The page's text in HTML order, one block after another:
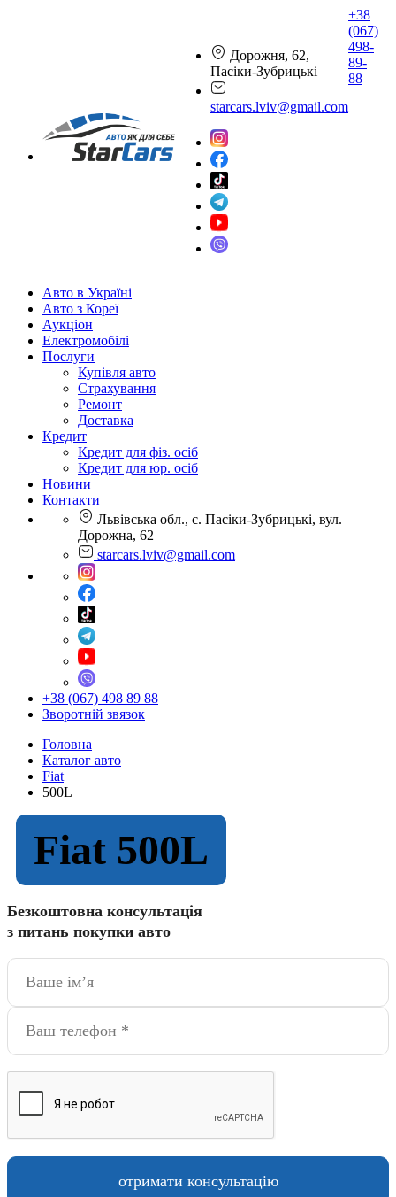
Дорожня, 62,
Пасіки-Зубрицькі
starcars.lviv@gmail.com
+38
(067)
498-
89-
88
Авто в Україні
Авто з Кореї
Аукціон
Електромобілі
Послуги
Купівля авто
Страхування
Ремонт
Доставка
Кредит
Кредит для фіз. осіб
Кредит для юр. осіб
Новини
Контакти
Львівська обл., с. Пасіки-Зубрицькі, вул.
Дорожна, 62
starcars.lviv@gmail.com
+38 (067) 498 89 88
Зворотній звязок
Головна
Каталог авто
Fiat
500L
Fiat 500L
Безкоштовна консультація
з питань покупки авто